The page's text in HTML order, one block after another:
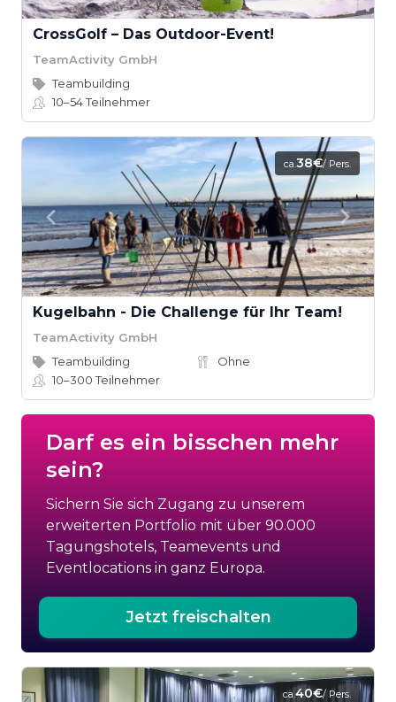
CrossGolf – Das Outdoor-Event!
TeamActivity GmbH
Teambuilding
10–54Teilnehmer
ca.38€/ Pers.
Kugelbahn - Die Challenge für Ihr Team!
TeamActivity GmbH
Teambuilding
Ohne
10–300Teilnehmer
Darf es ein bisschen mehr
sein?
Sichern Sie sich Zugang zu unserem
erweiterten Portfolio mit über 90.000
Tagungshotels, Teamevents und
Eventlocations in ganz Europa.
Jetzt freischalten
ca.40€/ Pers.